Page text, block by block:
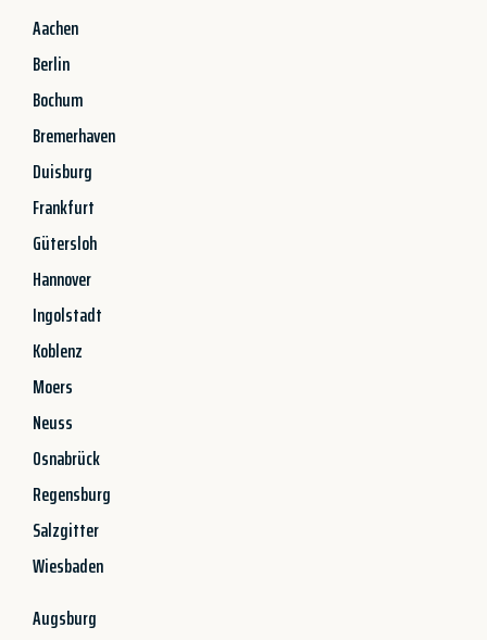
Aachen
Berlin
Bochum
Bremerhaven
Duisburg
Frankfurt
Gütersloh
Hannover
Ingolstadt
Koblenz
Moers
Neuss
Osnabrück
Regensburg
Salzgitter
Wiesbaden
Augsburg